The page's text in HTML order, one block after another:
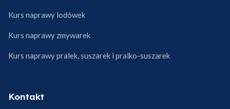
Kurs naprawy lodówek
Kurs naprawy zmywarek
Kurs naprawy pralek, suszarek i pralko-suszarek
Kontakt